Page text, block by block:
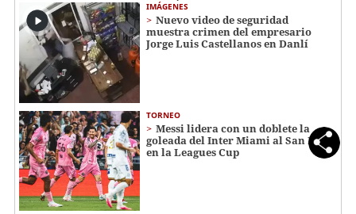
IMÁGENES
Nuevo video de seguridad
muestra crimen del empresario
Jorge Luis Castellanos en Danlí
TORNEO
Messi lidera con un doblete la
goleada del Inter Miami al San Luis
en la Leagues Cup